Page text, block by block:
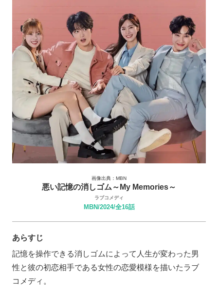
画像出典：MBN
悪い記憶の消しゴム～My Memories～
ラブコメディ
MBN/2024/全16話
あらすじ
記憶を操作できる消しゴムによって人生が変わった男
性と彼の初恋相手である女性の恋愛模様を描いたラブ
コメディ。